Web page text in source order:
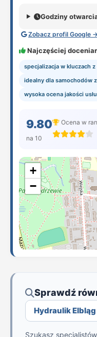
Godziny
Zobacz profil Google →
Najczęściej
specjalizacja w kluczach
idealny dla samochodów
wysoka ocena jakości
9.80
na 10
Ocena w
+
−
Sprawdź
Hydraulik
Szukasz